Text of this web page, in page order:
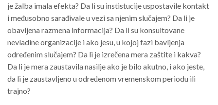
je žalba imala efekta? Da li su instistucije uspostavile kontakt
i međusobno sarađivale u vezi sa njenim slučajem? Da li je
obavljena razmena informacija? Da li su konsultovane
nevladine organizacije i ako jesu, u kojoj fazi bavljenja
određenim slučajem? Da li je izrečena mera zaštite i kakva?
Da li je mera zaustavila nasilje ako je bilo akutno, i ako jeste,
da li je zaustavljeno u određenom vremenskom periodu ili
trajno?